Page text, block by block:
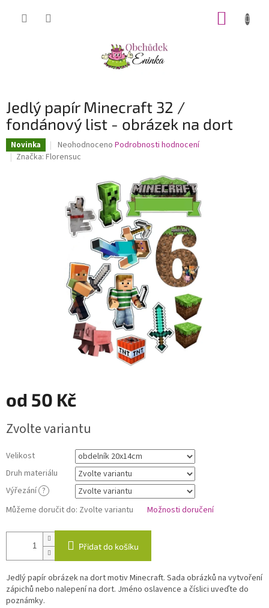
Jedlý papír Minecraft 32 /
fondánový list - obrázek na dort
Novinka
Průměrné
hodnocení
hvězdiček.
Neohodnoceno Podrobnosti hodnocení
Značka: Florensuc
od 50 Kč
cena:
Zvolte variantu
Velikost
Druh materiálu
Výřezání ?
Můžeme doručit do: Zvolte variantu Možnosti doručení
Přidat do košíku
Jedlý papír obrázek na dort motiv Minecraft. Sada obrázků na vytvoření
zápichů nebo nalepení na dort. Jméno oslavence a číslici uveďte do
poznámky.